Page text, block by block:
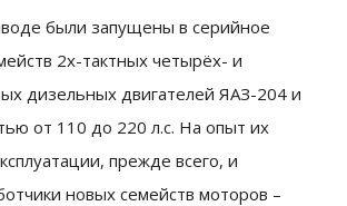
были запущены в серийное
2х-тактных четырёх- и
дизельных двигателей ЯАЗ-204 и
от 110 до 220 л.с. На опыт их
прежде всего, и
новых семейств моторов –